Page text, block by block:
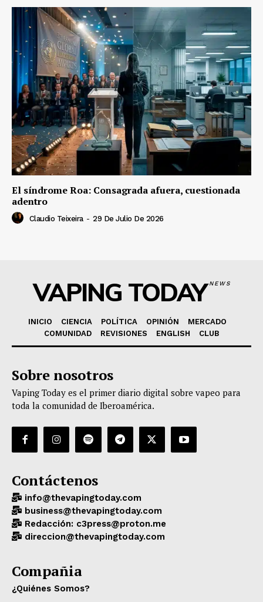
El síndrome Roa: Consagrada afuera, cuestionada
adentro
Claudio Teixeira - 29 De Julio De 2026
VAPING TODAYNEWS
INICIO CIENCIA POLÍTICA OPINIÓN
MERCADO
COMUNIDAD
REVISIONES ENGLISH CLUB
Sobre nosotros
Vaping Today es el primer diario digital sobre vapeo para
toda la comunidad de Iberoamérica.
Contáctenos
info@thevapingtoday.com
business@thevapingtoday.com
Redacción: c3press@proton.me
direccion@thevapingtoday.com
Compañia
¿Quiénes Somos?